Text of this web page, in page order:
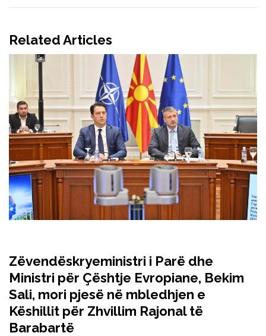
Related Articles
Zëvendëskryeministri i Parë dhe
Ministri për Çështje Evropiane, Bekim
Sali, mori pjesë në mbledhjen e
Këshillit për Zhvillim Rajonal të
Barabartë